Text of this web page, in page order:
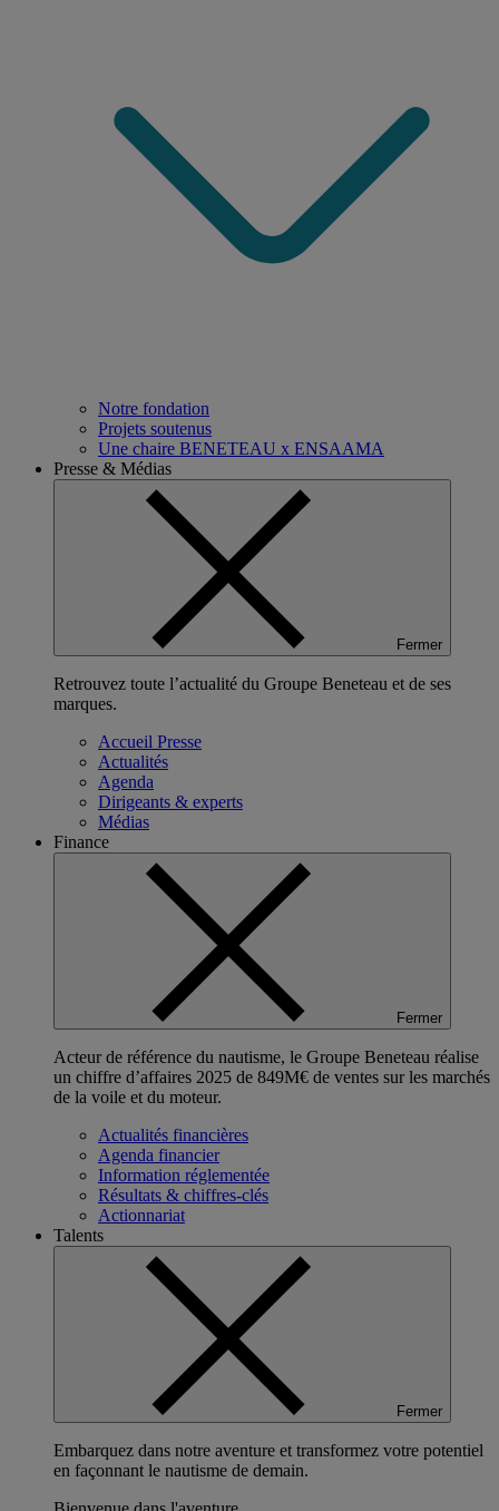
Notre fondation
Projets soutenus
Une chaire BENETEAU x ENSAAMA
Presse & Médias
Fermer
Retrouvez toute l’actualité du Groupe Beneteau et de ses
marques.
Accueil Presse
Actualités
Agenda
Dirigeants & experts
Médias
Finance
Fermer
Acteur de référence du nautisme, le Groupe Beneteau réalise
un chiffre d’affaires 2025 de 849M€ de ventes sur les marchés
de la voile et du moteur.
Actualités financières
Agenda financier
Information réglementée
Résultats & chiffres-clés
Actionnariat
Talents
Fermer
Embarquez dans notre aventure et transformez votre potentiel
en façonnant le nautisme de demain.